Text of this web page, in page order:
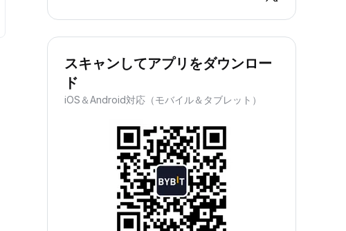
スキャンしてアプリをダウンロー
ド
iOS＆Android対応（モバイル＆タブレット）